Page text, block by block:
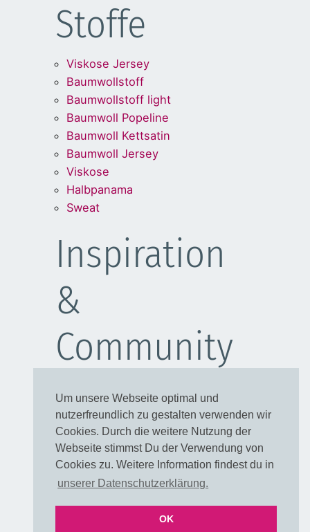
Um unsere Webseite optimal und
nutzerfreundlich zu gestalten verwenden wir
Cookies. Durch die weitere Nutzung der
Webseite stimmst Du der Verwendung von
Cookies zu. Weitere Information findest du in
unserer Datenschutzerklärung.
OK
Stoffe
Viskose Jersey
Baumwollstoff
Baumwollstoff light
Baumwoll Popeline
Baumwoll Kettsatin
Baumwoll Jersey
Viskose
Halbpanama
Sweat
Inspiration
&
Community
Kleider
Blusen
Taschen
Rechtliches